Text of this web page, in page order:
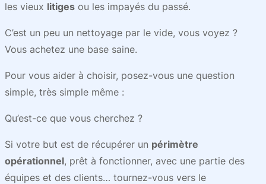
les vieux litiges ou les impayés du passé.
C’est un peu un nettoyage par le vide, vous voyez ?
Vous achetez une base saine.
Pour vous aider à choisir, posez-vous une question
simple, très simple même :
Qu’est-ce que vous cherchez ?
Si votre but est de récupérer un périmètre
opérationnel, prêt à fonctionner, avec une partie des
équipes et des clients… tournez-vous vers le